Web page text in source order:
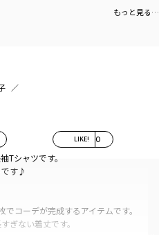
もっと見る…
LIKE! 0
Tシャツです。
です♪
コーデが完成するアイテムです。
ぎない着丈です。